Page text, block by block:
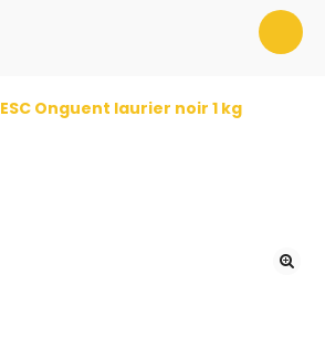
ESC Onguent laurier noir 1 kg